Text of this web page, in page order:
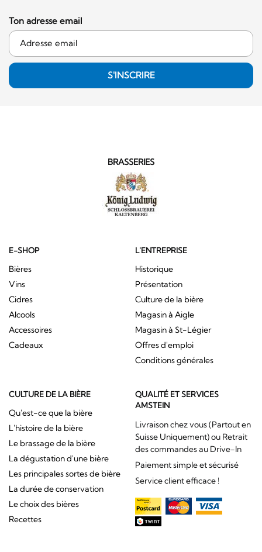
Ton adresse email
S'INSCRIRE
BRASSERIES
E-SHOP
Bières
Vins
Cidres
Alcools
Accessoires
Cadeaux
L'ENTREPRISE
Historique
Présentation
Culture de la bière
Magasin à Aigle
Magasin à St-Légier
Offres d'emploi
Conditions générales
CULTURE DE LA BIÈRE
Qu'est-ce que la bière
L'histoire de la bière
Le brassage de la bière
La dégustation d'une bière
Les principales sortes de bière
La durée de conservation
Le choix des bières
Recettes
QUALITÉ ET SERVICES
AMSTEIN
Livraison chez vous (Partout en
Suisse Uniquement) ou Retrait
des commandes au Drive-In
Paiement simple et sécurisé
Service client efficace !